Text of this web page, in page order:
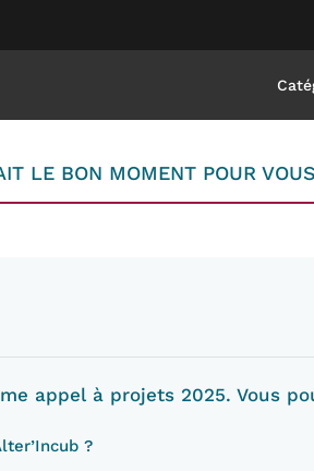
LE BON MOMENT POUR
appel à projets 2025. Vous
?